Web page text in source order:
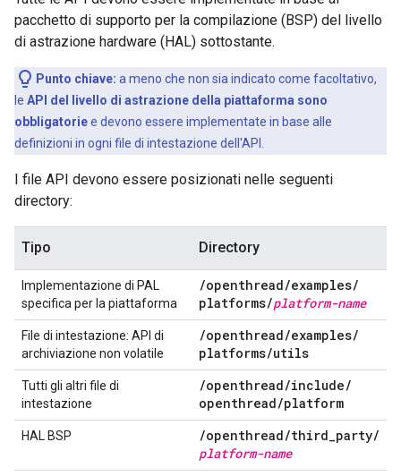
pacchetto di supporto per la compilazione (BSP) del livello
di astrazione hardware (HAL) sottostante.
Punto chiave: a meno che non sia indicato come facoltativo,
le API del livello di astrazione della piattaforma sono
obbligatoriee devono essere implementate in base alle
definizioni in ogni file di intestazione dell'API.
I file API devono essere posizionati nelle seguenti
directory:
Tipo Directory
Implementazione di PAL
specifica per la piattaforma
/openthread/examples/
platforms/platform-name
File di intestazione: API di
archiviazione non volatile
/openthread/examples/
platforms/utils
Tutti gli altri file di
intestazione
/openthread/include/
openthread/platform
HAL BSP /openthread/third party/
platform-name